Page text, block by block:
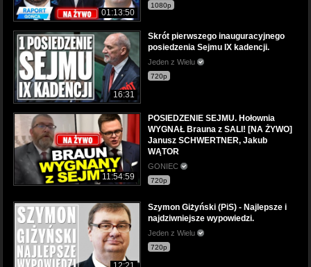
01:13:50
1080p
16:31
Skrót pierwszego inauguracyjnego
posiedzenia Sejmu IX kadencji.
Jeden z Wielu
720p
11:54:59
POSIEDZENIE SEJMU. Hołownia
WYGNAŁ Brauna z SALI! [NA ŻYWO]
Janusz SCHWERTNER, Jakub
WĄTOR
GONIEC
720p
Szymon Giżyński (PiS) - Najlepsze i
najdziwniejsze wypowiedzi.
Jeden z Wielu
720p